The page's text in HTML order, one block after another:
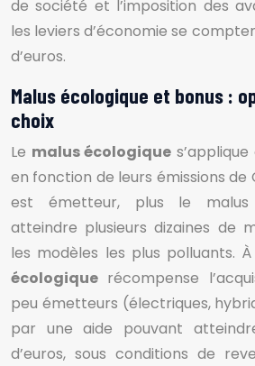
de société et l’imposition des
les leviers d’économie se
d’euros.
Malus écologique et bonus :
choix
Le malus écologique
en fonction de leurs émissions de
est émetteur, plus le malus
atteindre plusieurs dizaines de
les modèles les plus polluants. À
écologique récompense
peu émetteurs (électriques,
par une aide pouvant
d’euros, sous conditions de